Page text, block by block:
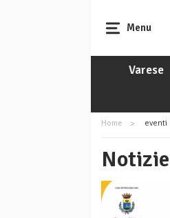
Menu
Varese
Home eventi